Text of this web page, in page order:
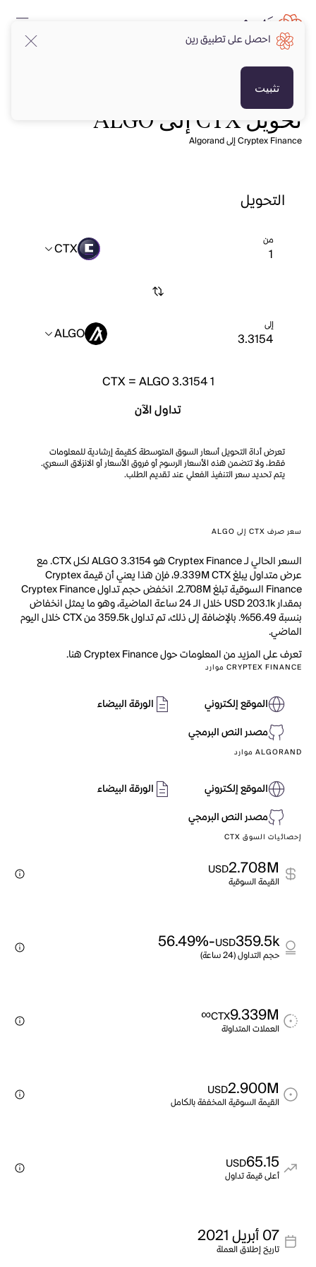
تحويل CTX إلى ALGO
Cryptex Finance إلى Algorand
التحويل
من CTX
إلى ALGO
1
CTX=ALGO 3.3154
تداول الآن
تعرض أداة التحويل أسعار السوق المتوسطة كقيمة إرشادية للمعلومات
فقط، ولا تتضمن هذه الأسعار الرسوم أو فروق الأسعار أو الانزلاق السعري.
يتم تحديد سعر التنفيذ الفعلي عند تقديم الطلب.
سعر صرف CTX إلى ALGO
السعر الحالي لـ Cryptex Finance هو ALGO 3.3154 لكل CTX. مع
عرض متداول يبلغ 9.339M CTX، فإن هذا يعني أن قيمة Cryptex
Finance السوقية تبلغ 2.708M. انخفض حجم تداول Cryptex Finance
بمقدار USD 203.1k خلال الـ 24 ساعة الماضية، وهو ما يمثل انخفاض
بنسبة 56.49%. بالإضافة إلى ذلك، تم تداول 359.5k من CTX خلال اليوم
الماضي.
تعرف على المزيد من المعلومات حول Cryptex Finance هنا.
CRYPTEX FINANCE موارد
الموقع إلكتروني
الورقة البيضاء
مصدر النص البرمجي
ALGORAND موارد
الموقع إلكتروني
الورقة البيضاء
مصدر النص البرمجي
إحصائيات السوق CTX
2.708M
USD
القيمة السوقية
359.5k
USD
-56.49%
حجم التداول (24 ساعة)
9.339M
CTX
∞
العملات المتداولة
2.900M
USD
القيمة السوقية المخففة بالكامل
65.15
USD
أعلى قيمة تداول
07 أبريل 2021
تاريخ إطلاق العملة
احصل على تطبيق رين
تثبيت